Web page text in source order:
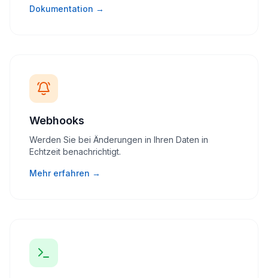
Dokumentation →
Webhooks
Werden Sie bei Änderungen in Ihren Daten in
Echtzeit benachrichtigt.
Mehr erfahren →